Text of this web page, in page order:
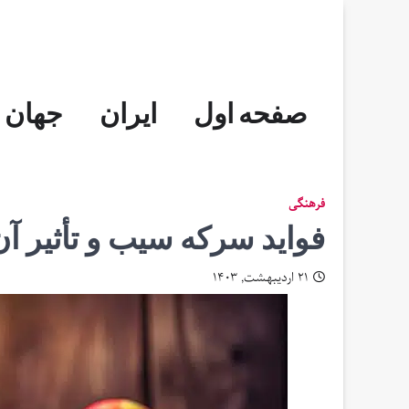
صفحه اول ایران جهان
فرهنگی
فواید سرکه سیب و تأثیر
۲۱ اردیبهشت, ۱۴۰۳